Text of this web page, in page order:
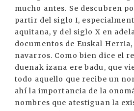
mucho antes. Se descubren
partir del siglo I,
aquitana, y del siglo X en
documentos de Euskal
navarros. Como bien dice el
duenak izana ere badu, que
todo aquello que recibe un
ahí la importancia de la
nombres que atestiguan la